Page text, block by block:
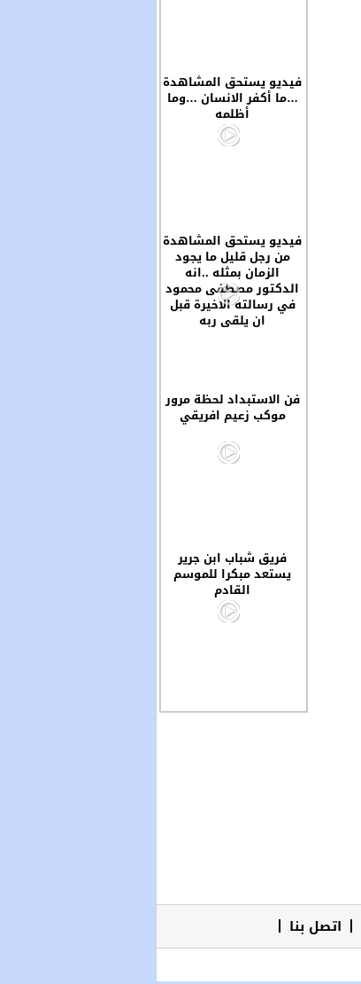
فيديو يستحق المشاهدة
…ما أكفر الانسان …وما
أظلمه
فيديو يستحق المشاهدة
من رجل قليل ما يجود
الزمان بمثله ..انه
الدكتور مصطفى محمود
في رسالته الاخيرة قبل
ان يلقى ربه
فن الاستبداد لحظة مرور
موكب زعيم افريقي
فريق شباب ابن جرير
يستعد مبكرا للموسم
القادم
اتصل بنا